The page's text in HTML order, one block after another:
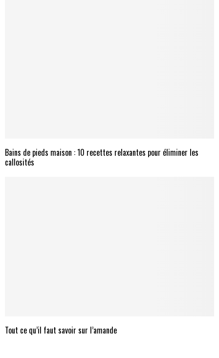
Bains de pieds maison : 10 recettes relaxantes pour éliminer les
callosités
Tout ce qu’il faut savoir sur l’amande